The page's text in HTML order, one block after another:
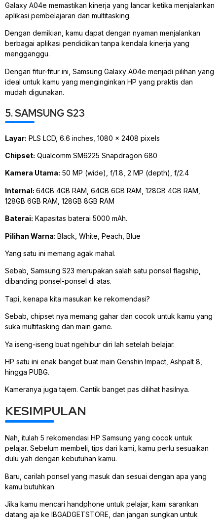
Galaxy A04e memastikan kinerja yang lancar ketika menjalankan
aplikasi pembelajaran dan multitasking.
Dengan demikian, kamu dapat dengan nyaman menjalankan
berbagai aplikasi pendidikan tanpa kendala kinerja yang
mengganggu.
Dengan fitur-fitur ini, Samsung Galaxy A04e menjadi pilihan yang
ideal untuk kamu yang menginginkan HP yang praktis dan
mudah digunakan.
5. SAMSUNG S23
Layar: PLS LCD, 6.6 inches, 1080 x 2408 pixels
Chipset: Qualcomm SM6225 Snapdragon 680
Kamera Utama: 50 MP (wide), f/1.8, 2 MP (depth), f/2.4
Internal: 64GB 4GB RAM, 64GB 6GB RAM, 128GB 4GB RAM,
128GB 6GB RAM, 128GB 8GB RAM
Baterai: Kapasitas baterai 5000 mAh.
Pilihan Warna: Black, White, Peach, Blue
Yang satu ini memang agak mahal.
Sebab, Samsung S23 merupakan salah satu ponsel flagship,
dibanding ponsel-ponsel di atas.
Tapi, kenapa kita masukan ke rekomendasi?
Sebab, chipset nya memang gahar dan cocok untuk kamu yang
suka multitasking dan main game.
Ya iseng-iseng buat ngehibur diri lah setelah belajar.
HP satu ini enak banget buat main Genshin Impact, Ashpalt 8,
hingga PUBG.
Kameranya juga tajem. Cantik banget pas dilihat hasilnya.
KESIMPULAN
Nah, itulah 5 rekomendasi HP Samsung yang cocok untuk
pelajar. Sebelum membeli, tips dari kami, kamu perlu sesuaikan
dulu yah dengan kebutuhan kamu.
Baru, carilah ponsel yang masuk dan sesuai dengan apa yang
kamu butuhkan.
Jika kamu mencari handphone untuk pelajar, kami sarankan
datang aja ke IBGADGETSTORE, dan jangan sungkan untuk